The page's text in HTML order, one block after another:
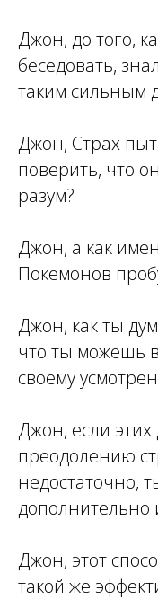
Джон, до того,
беседовать,
таким сильным
Джон, Страх
поверить, что
разум?
Джон, а как
Покемонов
Джон, как ты
что ты можешь
своему
Джон, если этих
преодолению
недостаточно,
дополнительно
Джон, этот
такой же